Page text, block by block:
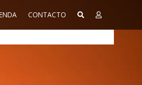
CONTACTO